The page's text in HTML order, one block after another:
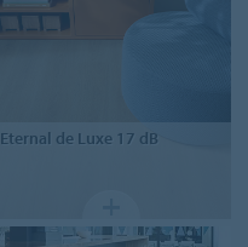
Eternal de Luxe 17 dB